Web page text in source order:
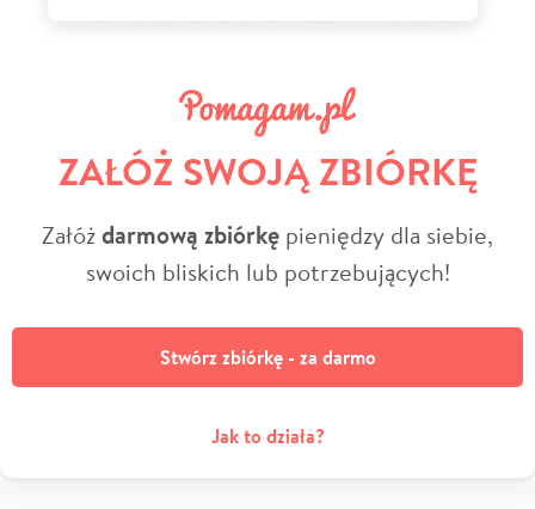
ZAŁÓŻ SWOJĄ ZBIÓRKĘ
Załóżdarmową zbiórkę pieniędzy dla siebie,
swoich bliskich lub potrzebujących!
Stwórz zbiórkę - za darmo
Jak to działa?